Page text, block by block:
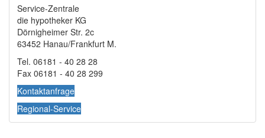
Service-Zentrale
die hypotheker KG
Dörnigheimer Str. 2c
63452 Hanau/Frankfurt M.
Tel. 06181 - 40 28 28
Fax 06181 - 40 28 299
Kontaktanfrage
Regional-Service